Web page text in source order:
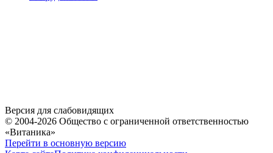
Версия для слабовидящих
© 2004-2026 Общество с ограниченной ответственностью
«Витаника»
Перейти в основную версию